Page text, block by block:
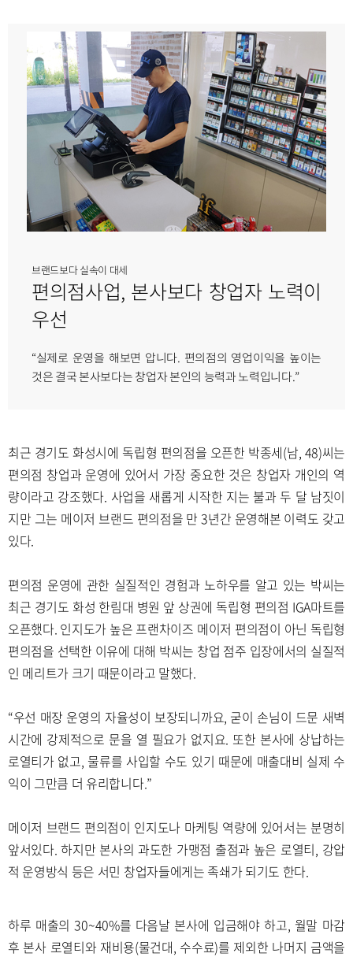
브랜드보다 실속이 대세
편의점사업, 본사보다 창업자 노력이
우선
“실제로 운영을 해보면 압니다. 편의점의 영업이익을 높이는
것은 결국 본사보다는 창업자 본인의 능력과 노력입니다.”
최근 경기도 화성시에 독립형 편의점을 오픈한 박종세(남, 48)씨는
편의점 창업과 운영에 있어서 가장 중요한 것은 창업자 개인의 역
량이라고 강조했다. 사업을 새롭게 시작한 지는 불과 두 달 남짓이
지만 그는 메이저 브랜드 편의점을 만 3년간 운영해본 이력도 갖고
있다.
편의점 운영에 관한 실질적인 경험과 노하우를 알고 있는 박씨는
최근 경기도 화성 한림대 병원 앞 상권에 독립형 편의점 IGA마트를
오픈했다. 인지도가 높은 프랜차이즈 메이저 편의점이 아닌 독립형
편의점을 선택한 이유에 대해 박씨는 창업 점주 입장에서의 실질적
인 메리트가 크기 때문이라고 말했다.
“우선 매장 운영의 자율성이 보장되니까요, 굳이 손님이 드문 새벽
시간에 강제적으로 문을 열 필요가 없지요. 또한 본사에 상납하는
로열티가 없고, 물류를 사입할 수도 있기 때문에 매출대비 실제 수
익이 그만큼 더 유리합니다.”
메이저 브랜드 편의점이 인지도나 마케팅 역량에 있어서는 분명히
앞서있다. 하지만 본사의 과도한 가맹점 출점과 높은 로열티, 강압
적 운영방식 등은 서민 창업자들에게는 족쇄가 되기도 한다.
하루 매출의 30~40%를 다음날 본사에 입금해야 하고, 월말 마감
후 본사 로열티와 재비용(물건대, 수수료)를 제외한 나머지 금액을